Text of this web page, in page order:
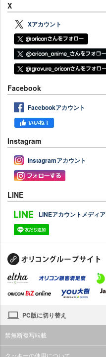
X
Xアカウント
Facebook
Facebookアカウント
Instagram
Instagramアカウント
LINE
LINEアカウントメディア
PC版に切り替え
禁無断複写転載